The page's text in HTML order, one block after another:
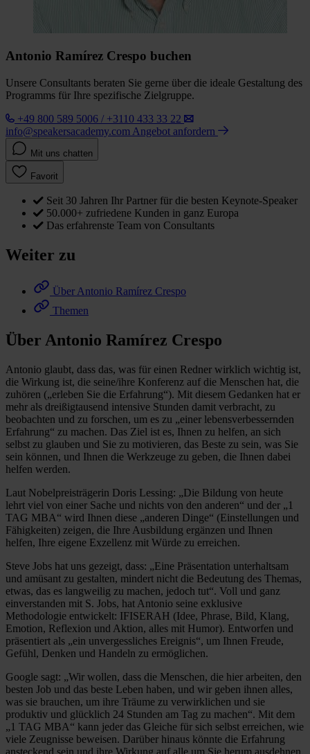
Antonio Ramírez Crespo buchen
Unsere Consultants beraten Sie gerne über die ideale Gestaltung des
Programms für Ihre spezifische Zielgruppe.
+49 800 589 5006 / +3110 433 33 22
info@speakersacademy.com Angebot anfordern
Mit uns chatten
Favorit
Seit 30 Jahren Ihr Partner für die besten Keynote-Speaker
50.000+ zufriedene Kunden in ganz Europa
Das erfahrenste Team von Consultants
Weiter zu
Über Antonio Ramírez Crespo
Themen
Über Antonio Ramírez Crespo
Antonio glaubt, dass das, was für einen Redner wirklich wichtig ist,
die Wirkung ist, die seine/ihre Konferenz auf die Menschen hat, die
zuhören („erleben Sie die Erfahrung“). Mit diesem Gedanken hat er
mehr als dreißigtausend intensive Stunden damit verbracht, zu
beobachten und zu forschen, um es zu „einer lebensverbessernden
Erfahrung“ zu machen. Das Ziel ist es, Ihnen zu helfen, an sich
selbst zu glauben und Sie zu motivieren, das Beste zu sein, was Sie
sein können, und Ihnen die Werkzeuge zu geben, die Ihnen dabei
helfen werden.
Laut Nobelpreisträgerin Doris Lessing: „Die Bildung von heute
lehrt viel von einer Sache und nichts von den anderen“ und der „1
TAG MBA“ wird Ihnen diese „anderen Dinge“ (Einstellungen und
Fähigkeiten) zeigen, die Ihre Ausbildung ergänzen und Ihnen
helfen, Ihre eigene Exzellenz mit Würde zu erreichen.
Steve Jobs hat uns gezeigt, dass: „Eine Präsentation unterhaltsam
und amüsant zu gestalten, mindert nicht die Bedeutung des Themas,
etwas, das es langweilig zu machen, jedoch tut“. Voll und ganz
einverstanden mit S. Jobs, hat Antonio seine exklusive
Methodologie entwickelt: IFISERAH (Idee, Phrase, Bild, Klang,
Emotion, Reflexion und Aktion, alles mit Humor). Entworfen und
präsentiert als „ein unvergessliches Ereignis“, um Ihnen Freude,
Gefühl, Denken und Handeln zu ermöglichen.
Google sagt: „Wir wollen, dass die Menschen, die hier arbeiten, den
besten Job und das beste Leben haben, und wir geben ihnen alles,
was sie brauchen, um ihre Träume zu verwirklichen und sie
produktiv und glücklich 24 Stunden am Tag zu machen“. Mit dem
„1 TAG MBA“ kann jeder das Gleiche für sich selbst erreichen, wie
viele Zeugnisse beweisen. Darüber hinaus könnte die Erfahrung
ansteckend sein und ihre Wirkung auf alle um Sie herum ausdehnen,